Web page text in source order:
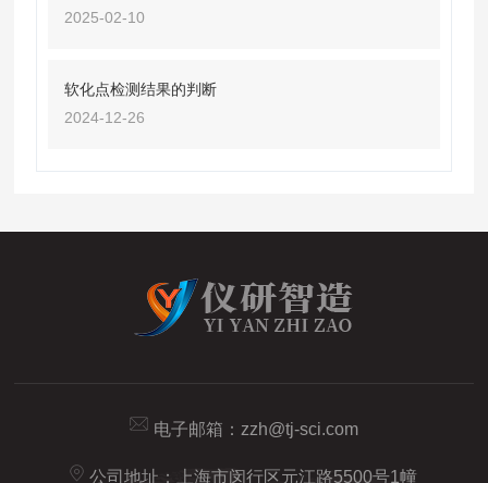
2025-02-10
软化点检测结果的判断
2024-12-26
电子邮箱： zzh@tj-sci.com
公司地址：上海市闵行区元江路5500号1幢